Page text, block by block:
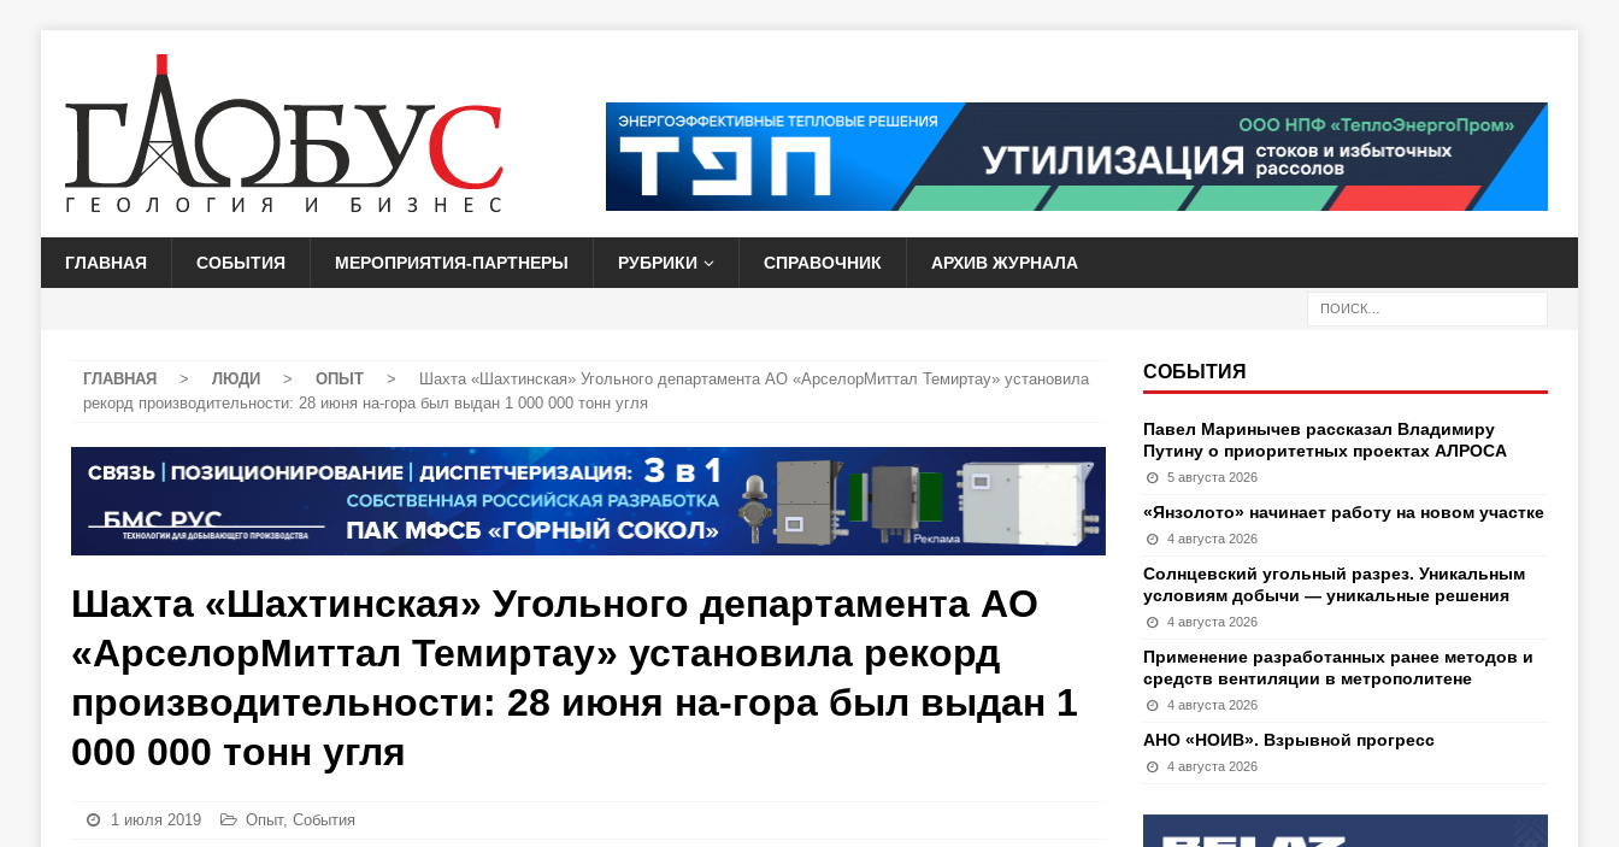
ГЛАВНАЯ СОБЫТИЯ МЕРОПРИЯТИЯ-ПАРТНЕРЫ РУБРИКИ СПРАВОЧНИК АРХИВ ЖУРНАЛА
ГЛАВНАЯ > ЛЮДИ > ОПЫТ >
Шахта «Шахтинская» Угольного департамента АО «АрселорМиттал Темиртау» установила
рекорд производительности: 28 июня на-гора был выдан 1 000 000 тонн угля
Шахта «Шахтинская» Угольного департамента АО
«АрселорМиттал Темиртау» установила рекорд
производительности: 28 июня на-гора был выдан 1
000 000 тонн угля
1 июля 2019 Опыт, События
СОБЫТИЯ
Павел Маринычев рассказал Владимиру
Путину о приоритетных проектах АЛРОСА
5 августа 2026
«Янзолото» начинает работу на новом участке
4 августа 2026
Солнцевский угольный разрез. Уникальным
условиям добычи — уникальные решения
4 августа 2026
Применение разработанных ранее методов и
средств вентиляции в метрополитене
4 августа 2026
АНО «НОИВ». Взрывной прогресс
4 августа 2026